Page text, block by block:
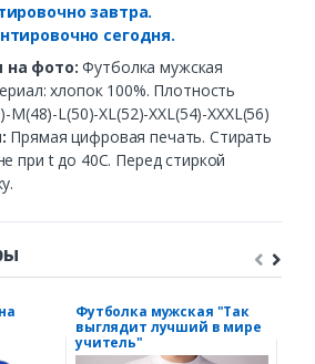
завтра.
сегодня.
на фото: Футболка мужская
хлопок 100%. Плотность
M(48)-L(50)-XL(52)-XXL(54)-XXXL(56)
Прямая цифровая печать. Стирать
при t до 40С. Перед стиркой
Футболка мужская "Так
выглядит лучший в мире
учитель"